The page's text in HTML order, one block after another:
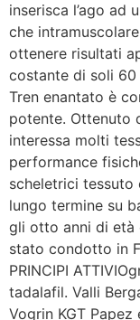
inserisca l’ago ad
che
ottenere risultati
costante di soli
Tren enantato è
potente. Ottenuto
interessa molti
performance
scheletrici tessuto
lungo termine su
gli otto anni di età
stato condotto in
PRINCIPI
tadalafil. Valli
Vogrin KGT Papez